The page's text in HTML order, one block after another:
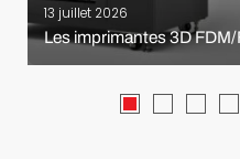
13 juillet 2026
Les imprimantes 3D FDM/